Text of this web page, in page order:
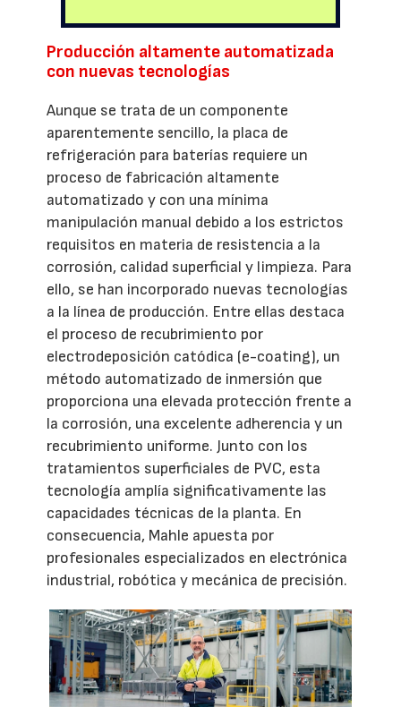
Producción altamente automatizada
con nuevas tecnologías
Aunque se trata de un componente
aparentemente sencillo, la placa de
refrigeración para baterías requiere un
proceso de fabricación altamente
automatizado y con una mínima
manipulación manual debido a los estrictos
requisitos en materia de resistencia a la
corrosión, calidad superficial y limpieza. Para
ello, se han incorporado nuevas tecnologías
a la línea de producción. Entre ellas destaca
el proceso de recubrimiento por
electrodeposición catódica (e-coating), un
método automatizado de inmersión que
proporciona una elevada protección frente a
la corrosión, una excelente adherencia y un
recubrimiento uniforme. Junto con los
tratamientos superficiales de PVC, esta
tecnología amplía significativamente las
capacidades técnicas de la planta. En
consecuencia, Mahle apuesta por
profesionales especializados en electrónica
industrial, robótica y mecánica de precisión.